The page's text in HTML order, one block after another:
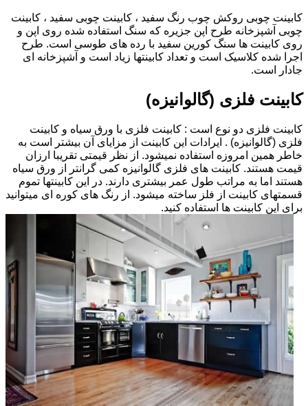
کابینت چوبی روکش چوب رنگ سفید ، کابینت چوبی سفید ، کابینت
چوبی آشپزخانه طرح اپن جزیره که سنگ استفاده شده روی اپن و
روی کابینت ها سنگ کورین سفید با رده های طوسی است. طرح
اجرا شده کلاسیک است و تعداد کابینتها زیاد است و آشپزخانه ای
جادار است.
کابینت فلزی (گالوانیزه)
کابینت فلزی دو نوع است : کابینت فلزی با ورق سیاه و کابینت
فلزی (گالوانیزه) . ایرادات این کابینت از مزایای آن بیشتر است به
خاطر همین امروزه استفاده نمیشود. از نظر قیمتی تقریبا ارزان
قیمت هستند. کابینت های فلزی گالوانیزه کمی گرانتر از ورق سیاه
هستند اما به مراتب طول عمر بیشتری دارند. در این کابینتها تموم
قسمتهای کابینت از فلز ساخته میشود. از رنگ های کوره ای میتوانید
برای این کابینت ها استفاده کنید.